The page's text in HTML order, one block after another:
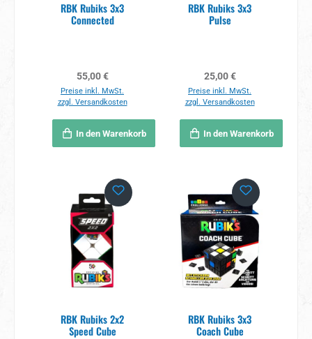
RBK Rubiks 3x3
Connected
Regulärer Preis:
55,00 €
Preise inkl. MwSt.
zzgl. Versandkosten
In den Warenkorb
RBK Rubiks 3x3
Pulse
Regulärer Preis:
25,00 €
Preise inkl. MwSt.
zzgl. Versandkosten
In den Warenkorb
RBK Rubiks 2x2
Speed Cube
RBK Rubiks 3x3
Coach Cube